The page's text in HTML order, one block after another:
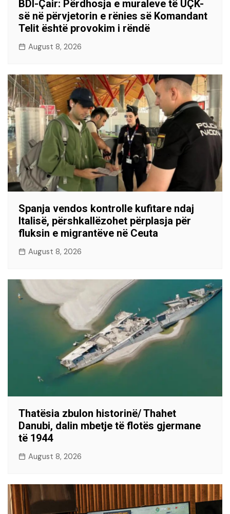
BDI-Çair: Përdhosja e muraleve të UÇK-
së në përvjetorin e rënies së Komandant
Telit është provokim i rëndë
August 8, 2026
Spanja vendos kontrolle kufitare ndaj
Italisë, përshkallëzohet përplasja për
fluksin e migrantëve në Ceuta
August 8, 2026
Thatësia zbulon historinë/ Thahet
Danubi, dalin mbetje të flotës gjermane
të 1944
August 8, 2026